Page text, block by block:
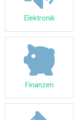
Elektronik
Finanzen